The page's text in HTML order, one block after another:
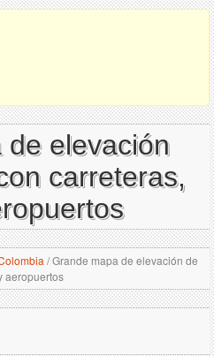
de elevación
carreteras,
/Grande mapa de elevación de
aeropuertos